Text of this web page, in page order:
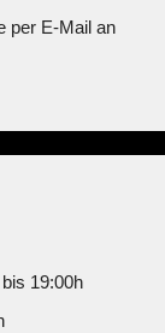
per E-Mail an
19:00h